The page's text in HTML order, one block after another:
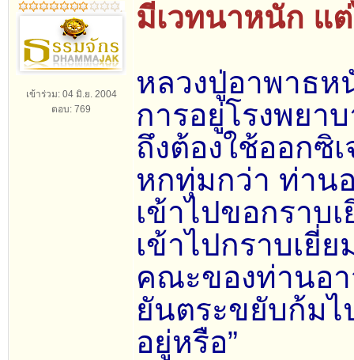
เข้าร่วม: 04 มิ.ย. 2004
ตอบ: 769
มีเวทนาหนัก แ
หลวงปู่อาพาธห
การอยู่โรงพยา
ถึงต้องใช้ออกซิ
หกทุ่มกว่า ท่าน
เข้าไปขอกราบ
เข้าไปกราบเยี่
คณะของท่านอ
ยันตระขยับก้มไ
อยู่หรือ”